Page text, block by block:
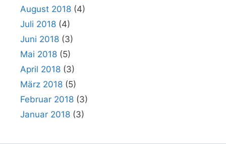
August 2018 (4)
Juli 2018 (4)
Juni 2018 (3)
Mai 2018 (5)
April 2018 (3)
März 2018 (5)
Februar 2018 (3)
Januar 2018 (3)